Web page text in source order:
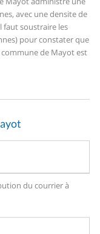
avec une densite de
faut soustraire les
pour constater que
de Mayot est
du courrier à